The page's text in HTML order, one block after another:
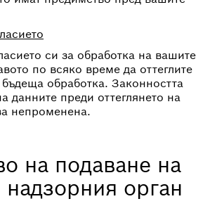
си за обработка на вашите
по всяко време да оттеглите
бъдеща обработка. Законността
данните преди оттеглянето на
непроменена.
на подаване на
орган